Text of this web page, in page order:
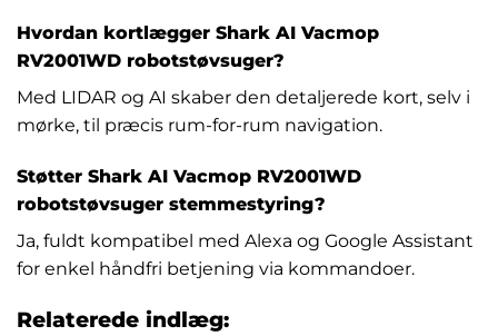
Hvordan kortlægger Shark AI Vacmop
RV2001WD robotstøvsuger?
Med LIDAR og AI skaber den detaljerede kort, selv i
mørke, til præcis rum-for-rum navigation.
Støtter Shark AI Vacmop RV2001WD
robotstøvsuger stemmestyring?
Ja, fuldt kompatibel med Alexa og Google Assistant
for enkel håndfri betjening via kommandoer.
Relaterede indlæg: